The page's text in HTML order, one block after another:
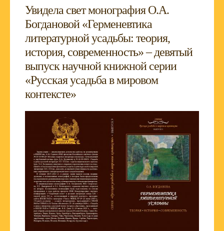
Увидела свет монография О.А.
Богдановой «Герменевтика
литературной усадьбы: теория,
история, современность» – девятый
выпуск научной книжной серии
«Русская усадьба в мировом
контексте»